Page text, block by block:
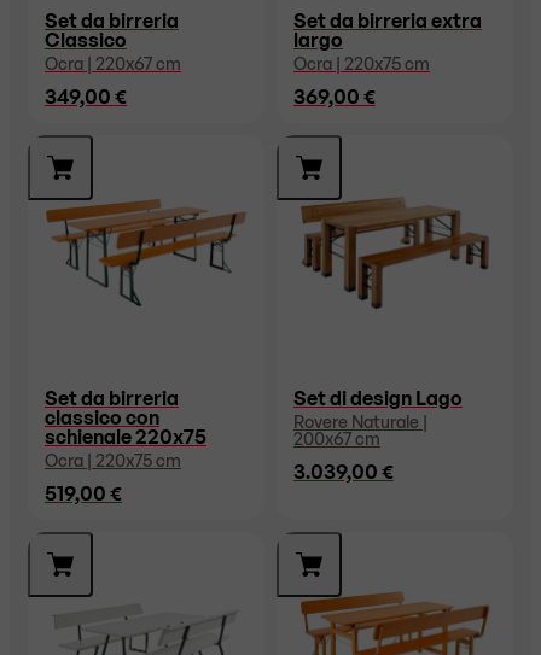
Set da birreria
Classico
Ocra | 220x67 cm
349,00 €
Set da birreria extra
largo
Ocra | 220x75 cm
369,00 €
Set da birreria
classico con
schienale 220x75
Ocra | 220x75 cm
519,00 €
Set di design Lago
Rovere Naturale |
200x67 cm
3.039,00 €